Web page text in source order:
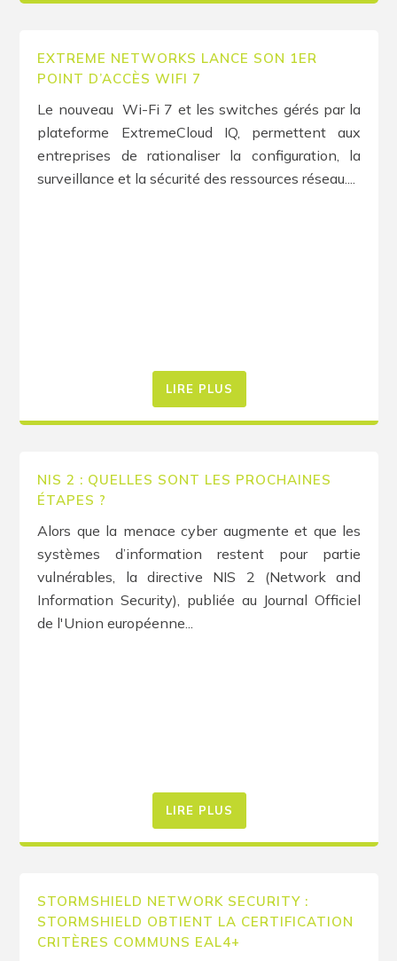
EXTREME NETWORKS LANCE SON 1ER
POINT D’ACCÈS WIFI 7
Le nouveau Wi-Fi 7 et les switches gérés par la
plateforme ExtremeCloud IQ, permettent aux
entreprises de rationaliser la configuration, la
surveillance et la sécurité des ressources réseau....
LIRE PLUS
NIS 2 : QUELLES SONT LES PROCHAINES
ÉTAPES ?
Alors que la menace cyber augmente et que les
systèmes d’information restent pour partie
vulnérables, la directive NIS 2 (Network and
Information Security), publiée au Journal Officiel
de l'Union européenne...
LIRE PLUS
STORMSHIELD NETWORK SECURITY :
STORMSHIELD OBTIENT LA CERTIFICATION
CRITÈRES COMMUNS EAL4+